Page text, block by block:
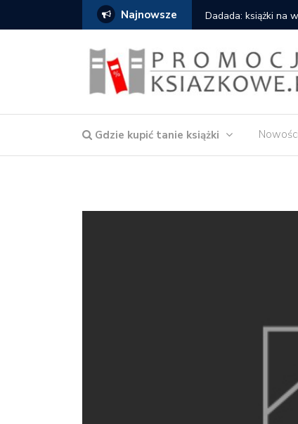
Najnowsze Gdzie kupić:
Gdzie kupić tanie książki